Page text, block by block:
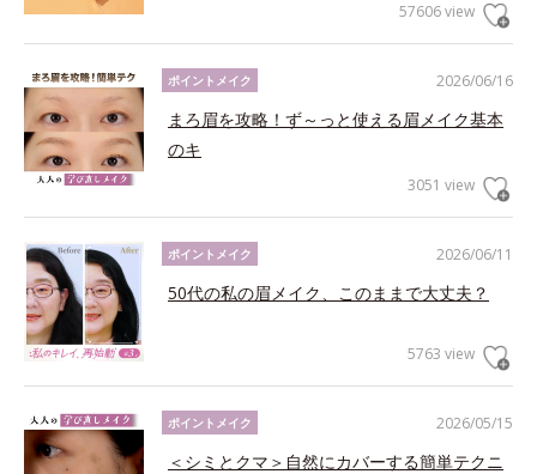
57606 view
2026/06/16
ポイントメイク
まろ眉を攻略！ず～っと使える眉メイク基本
のキ
3051 view
2026/06/11
ポイントメイク
50代の私の眉メイク、このままで大丈夫？
5763 view
2026/05/15
ポイントメイク
＜シミとクマ＞自然にカバーする簡単テクニ